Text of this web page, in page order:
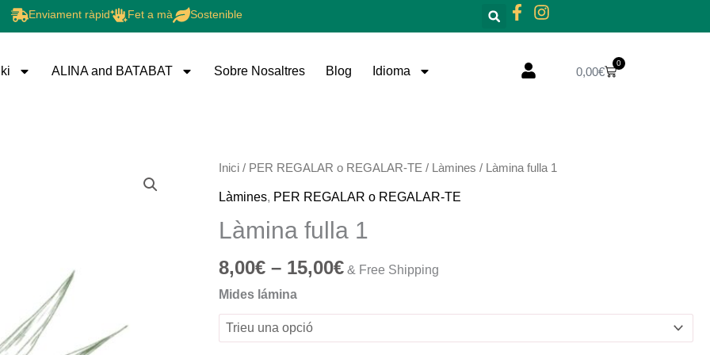
Enviament ràpid Fet a mà Sostenible
ALINA and BATABAT Sobre Nosaltres Blog Idioma 0,00€
0
Cistella
Inici / PER REGALAR o REGALAR-TE / Làmines / Làmina fulla 1
Làmines, PER REGALAR o REGALAR-TE
Làmina fulla 1
8,00€ – 15,00€
Interval
de
8,00€
15,00€
& Free Shipping
Mides lámina
quantitat
de
fulla